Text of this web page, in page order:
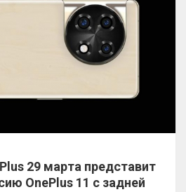
29 марта представит
OnePlus 11 с задней